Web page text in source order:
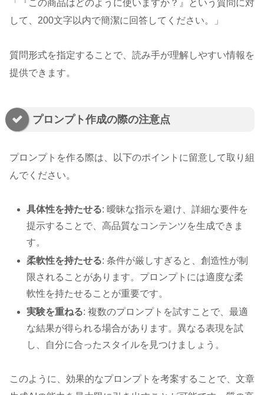
「『この商品はどのように使いますか？』という質問に対
して、200文字以内で簡潔に回答してください。」
質問形式を指定することで、読み手が理解しやすい情報を
提供できます。
プロンプト作成の際の注意点
プロンプトを作る際は、以下のポイントに留意して取り組
んでください。
具体性を持たせる: 曖昧な指示を避け、詳細な要件を
提示することで、高品質なコンテンツを生成できま
す。
柔軟性を持たせる: 条件が厳しすぎると、創造性が制
限されることがあります。プロンプトには適度な柔
軟性を持たせることが重要です。
実験を重ねる: 複数のプロンプトを試すことで、最適
な結果が得られる場合があります。異なる表現を試
し、自分に合ったスタイルを見つけましょう。
このように、効果的なプロンプトを考案することで、文章